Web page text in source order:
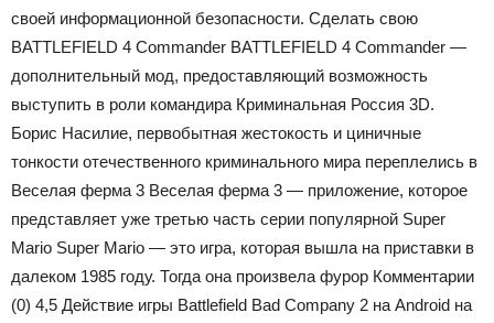
своей информационной безопасности. Сделать свою
BATTLEFIELD 4 Commander BATTLEFIELD 4 Commander —
дополнительный мод, предоставляющий возможность
выступить в роли командира Криминальная Россия 3D.
Борис Насилие, первобытная жестокость и циничные
тонкости отечественного криминального мира переплелись в
Веселая ферма 3 Веселая ферма 3 — приложение, которое
представляет уже третью часть серии популярной Super
Mario Super Mario — это игра, которая вышла на приставки в
далеком 1985 году. Тогда она произвела фурор Комментарии
(0) 4,5 Действие игры Battlefield Bad Company 2 на Android на